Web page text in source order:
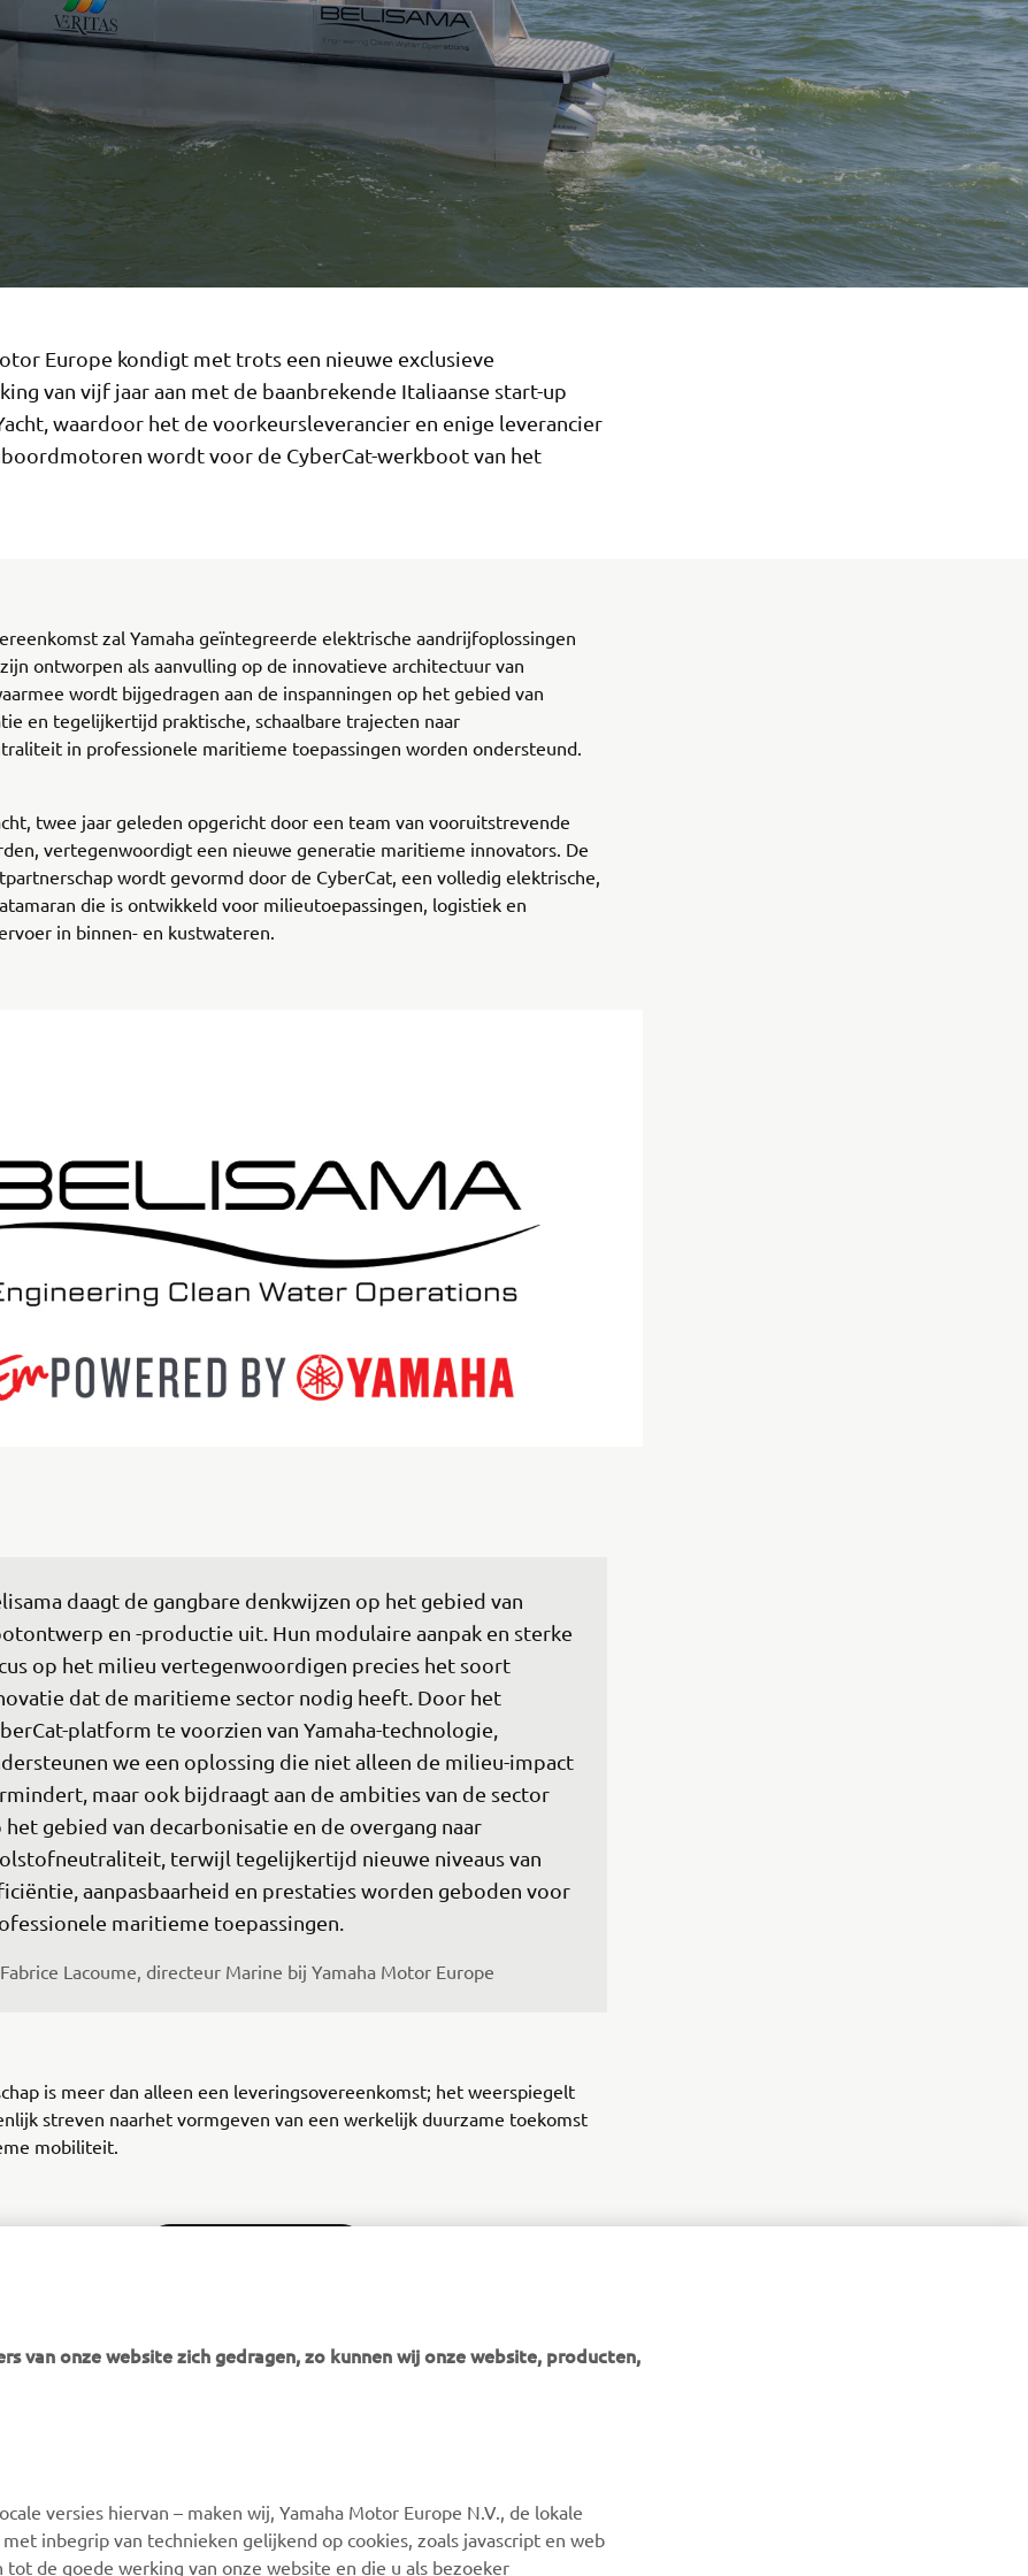
Europe kondigt met trots een nieuwe exclusieve
van vijf jaar aan met de baanbrekende Italiaanse start-up
waardoor het de voorkeursleverancier en enige leverancier
wordt voor de CyberCat-werkboot van het
zal Yamaha geïntegreerde elektrische aandrijfoplossingen
ontworpen als aanvulling op de innovatieve architectuur van
wordt bijgedragen aan de inspanningen op het gebied van
en tegelijkertijd praktische, schaalbare trajecten naar
in professionele maritieme toepassingen worden ondersteund.
twee jaar geleden opgericht door een team van vooruitstrevende
vertegenwoordigt een nieuwe generatie maritieme innovators. De
wordt gevormd door de CyberCat, een volledig elektrische,
die is ontwikkeld voor milieutoepassingen, logistiek en
in binnen- en kustwateren.
daagt de gangbare denkwijzen op het gebied van
en -productie uit. Hun modulaire aanpak en sterke
op het milieu vertegenwoordigen precies het soort
dat de maritieme sector nodig heeft. Door het
platform te voorzien van Yamaha-technologie,
we een oplossing die niet alleen de milieu-impact
maar ook bijdraagt aan de ambities van de sector
het gebied van decarbonisatie en de overgang naar
terwijl tegelijkertijd nieuwe niveaus van
aanpasbaarheid en prestaties worden geboden voor
maritieme toepassingen.
Lacoume, directeur Marine bij Yamaha Motor Europe
is meer dan alleen een leveringsovereenkomst; het weerspiegelt
streven naarhet vormgeven van een werkelijk duurzame toekomst
mobiliteit.
MyYamaha
Yamaha Music
Webshop Support
Onderdelen Catalogus
Wees de eerste die meer te weten komt over de nieuwste
deals, speciale evenementen, nieuwe producten en nog veel
meer
van onze website zich gedragen, zo kunnen wij onze website, producten,
versies hiervan – maken wij, Yamaha Motor Europe N.V., de lokale
inbegrip van technieken gelijkend op cookies, zoals javascript en web
de goede werking van onze website en die u als bezoeker